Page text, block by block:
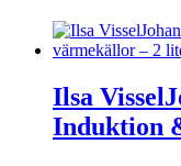
Ilsa
Induktion